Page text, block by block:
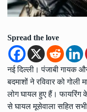
Spread the love
नई दिल्ली। पंजाबी गायक
बदमाशों ने रविवार को
लोग घायल हुए हैं। फायरिंग
से घायल मूसेवाला सहित